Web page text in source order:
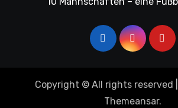
Copyright © All rights reserved
Themeansar.